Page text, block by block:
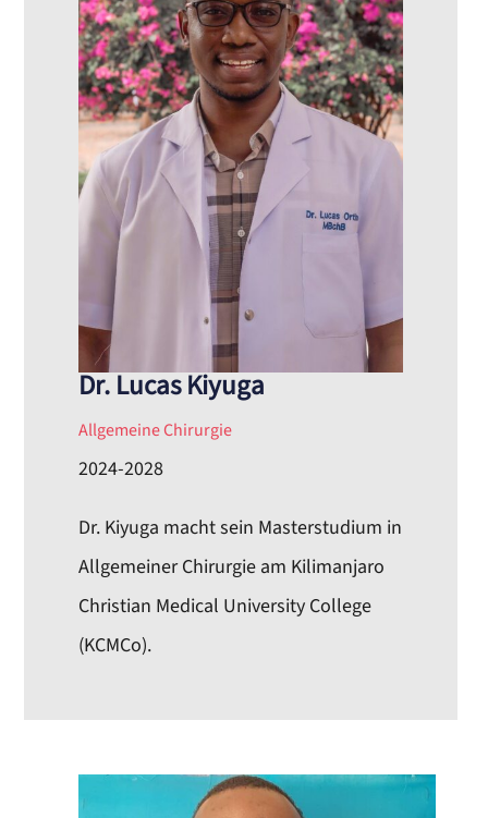
Dr. Lucas Kiyuga
Allgemeine Chirurgie
2024-2028
Dr. Kiyuga macht sein Masterstudium in
Allgemeiner Chirurgie am Kilimanjaro
Christian Medical University College
(KCMCo).